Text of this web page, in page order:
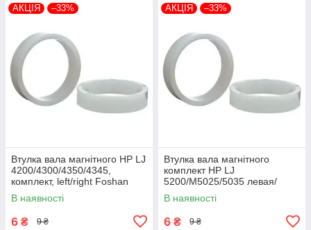
АКЦІЯ –33%
Втулка вала магнітного HP LJ
4200/4300/4350/4345,
комплект, left/right Foshan
(MAG-1338A-BSH-Foshan)
В наявності
6 ₴ 9 ₴
АКЦІЯ –33%
Втулка вала магнітного
комплект HP LJ
5200/M5025/5035 левая/
правая Foshan (MAG-7516A-
BSH-Foshan)
В наявності
6 ₴ 9 ₴